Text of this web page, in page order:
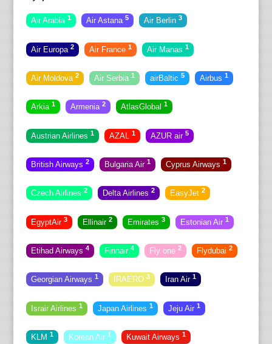
Air Arabia 1 Air Astana 5 Air Berlin 3
Air Europa 2 Air France 1 Air Manas 1
Air Moldova 2 Air Serbia 1 airBaltic 5 Airbus 1
Arkia 1 Armenia 2 AtlasGlobal 1
Austrian Airlines 1 AZAL 1 AZUR air 5
British Airways 2 Bulgaria Air 1 Cyprus Airways 1
Czech Airlines 2 Delta Airlines 2 EasyJet 2
EgyptAir 3 Ellinair 2 Emirates 3 Estonian Air 1
Etihad Airways 4 Finnair 4 Fly one 2 Flydubai 2
Georgian Airways 1 IRAERO 3 Iran Air 1
Israir Airlines 1 Japan Airlines 1 Jeju Air 1
KLM 1 Korean Air 1 Kuwait Airways 1